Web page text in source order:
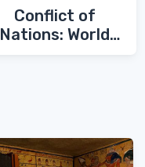
Conflict of
Nations: World